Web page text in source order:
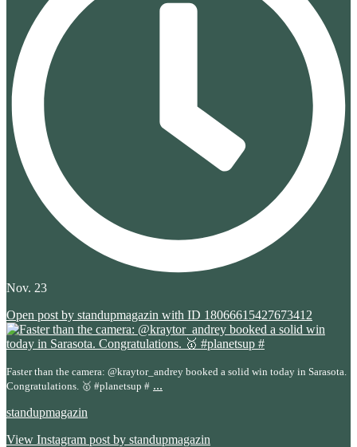
Nov. 23
Open post by standupmagazin with ID 18066615427673412
Faster than the camera: @kraytor_andrey booked a solid win today in Sarasota.
Congratulations. 🥇 #planetsup # ...
standupmagazin
View Instagram post by standupmagazin